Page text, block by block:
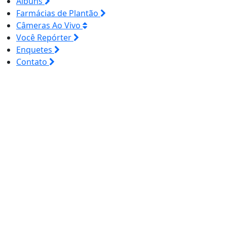
Farmácias de Plantão
Câmeras Ao Vivo
Você Repórter
Enquetes
Contato